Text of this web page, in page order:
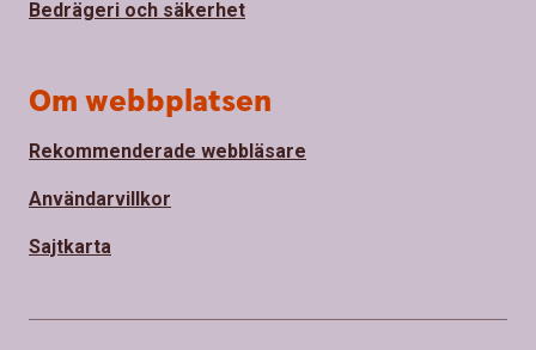
Bedrägeri och säkerhet
Om webbplatsen
Rekommenderade webbläsare
Användarvillkor
Sajtkarta